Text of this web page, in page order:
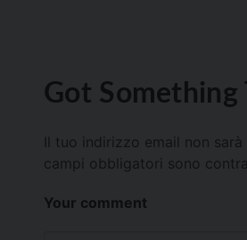
Got Something
Il tuo indirizzo email non
campi obbligatori sono
Your comment